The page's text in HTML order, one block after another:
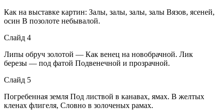
Как на выставке картин: Залы, залы, залы, залы Вязов, ясеней,
осин В позолоте небывалой.
Слайд 4
Липы обруч золотой — Как венец на новобрачной. Лик
березы — под фатой Подвенечной и прозрачной.
Слайд 5
Погребенная земля Под листвой в канавах, ямах. В желтых
кленах флигеля, Словно в золоченых рамах.